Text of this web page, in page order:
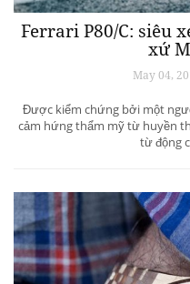
Ferrari P80/C: siêu
xứ
May 04,
Được kiểm chứng bởi một
cảm hứng thẩm mỹ từ huyền
từ động